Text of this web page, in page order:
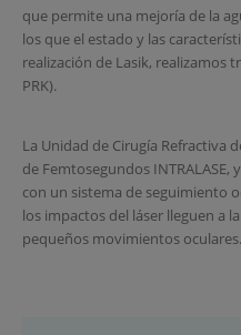
que permite una mejoría de la
los que el estado y las
realización de Lasik, realizamos
PRK).
La Unidad de Cirugía Refractiva
de Femtosegundos INTRALASE,
con un sistema de seguimiento
los impactos del láser lleguen a
pequeños movimientos oculares.